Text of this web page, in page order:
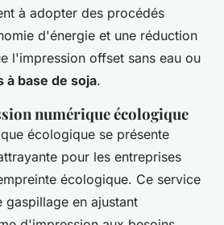
à adopter des procédés
d'énergie et une réduction
l'impression offset sans eau ou
à base de soja.
numérique écologique
écologique se présente
pour les entreprises
écologique. Ce service
gaspillage en ajustant